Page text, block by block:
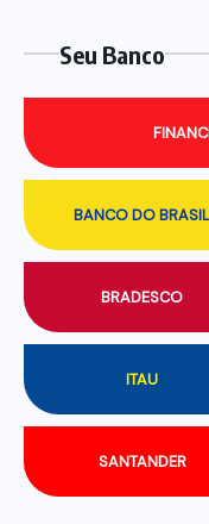
Seu Banco
BANCO DO BRASIL
BRADESCO
ITAU
SANTANDER